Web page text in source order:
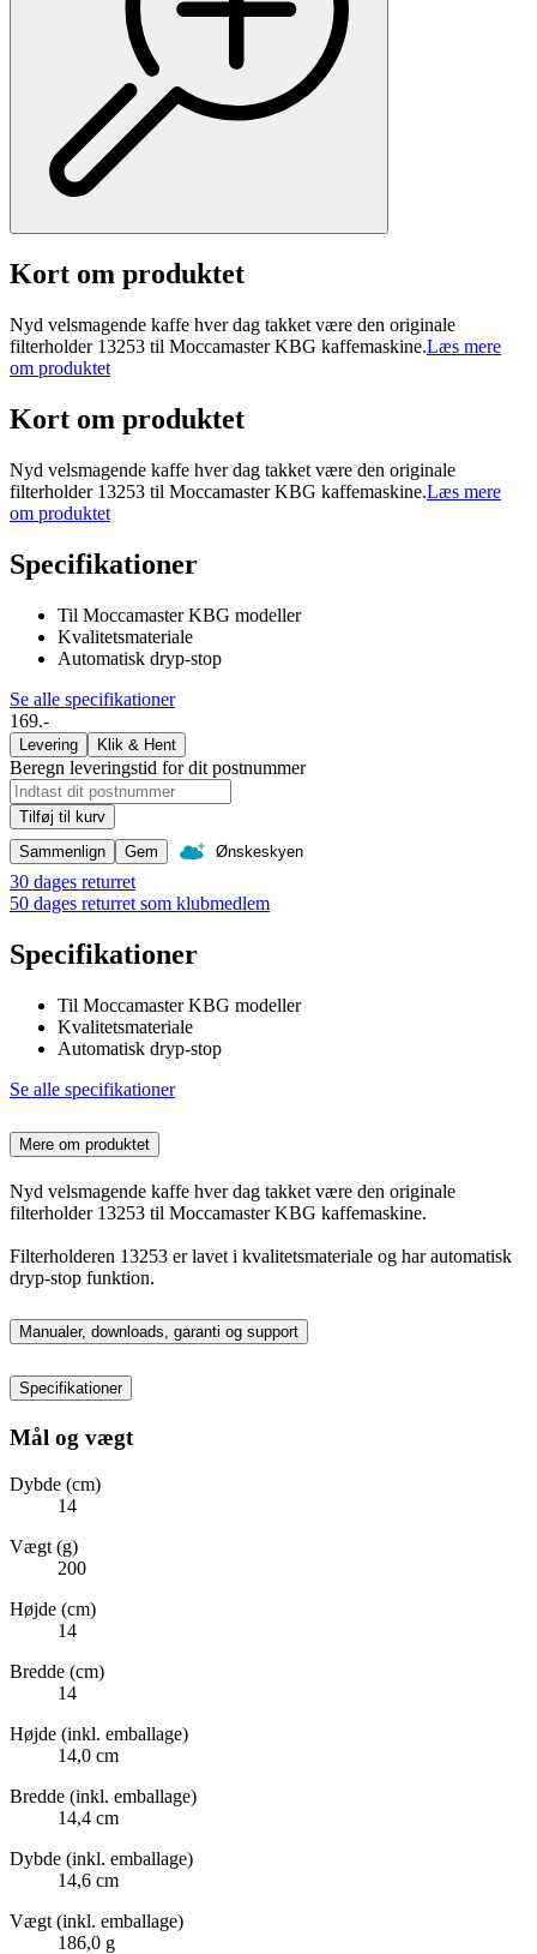
Kort om produktet
Nyd velsmagende kaffe hver dag takket være den originale
filterholder 13253 til Moccamaster KBG kaffemaskine.Læs mere
om produktet
Kort om produktet
Nyd velsmagende kaffe hver dag takket være den originale
filterholder 13253 til Moccamaster KBG kaffemaskine.Læs mere
om produktet
Specifikationer
Til Moccamaster KBG modeller
Kvalitetsmateriale
Automatisk dryp-stop
Se alle specifikationer
169.-
Levering Klik & Hent
Beregn leveringstid for dit postnummer
Tilføj til kurv
Sammenlign
Gem Ønskeskyen
30 dages returret
50 dages returret som klubmedlem
Specifikationer
Til Moccamaster KBG modeller
Kvalitetsmateriale
Automatisk dryp-stop
Se alle specifikationer
Mere om produktet
Nyd velsmagende kaffe hver dag takket være den originale
filterholder 13253 til Moccamaster KBG kaffemaskine.
Filterholderen 13253 er lavet i kvalitetsmateriale og har automatisk
dryp-stop funktion.
Manualer, downloads, garanti og support
Specifikationer
Mål og vægt
Dybde (cm)
14
Vægt (g)
200
Højde (cm)
14
Bredde (cm)
14
Højde (inkl. emballage)
14,0 cm
Bredde (inkl. emballage)
14,4 cm
Dybde (inkl. emballage)
14,6 cm
Vægt (inkl. emballage)
186,0 g